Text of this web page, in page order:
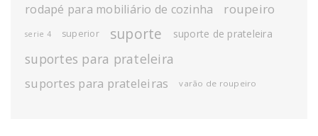
rodapé para mobiliário de cozinha roupeiro
serie 4 superior suporte suporte de prateleira
suportes para prateleira
suportes para prateleiras varão de roupeiro